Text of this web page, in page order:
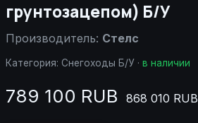
грунтозацепом) Б/У
Производитель: Стелс
Категория: Снегоходы Б/У · в наличии
789 100 RUB 868 010 RUB